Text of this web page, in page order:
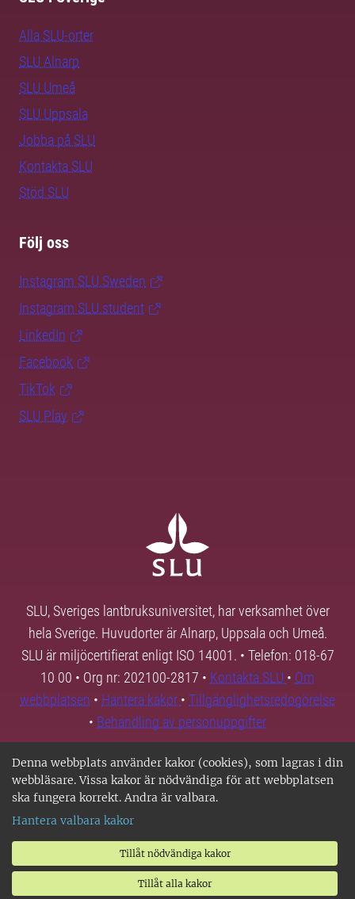
Denna webbplats använder kakor (cookies), som lagras i din
webbläsare. Vissa kakor är nödvändiga för att webbplatsen
ska fungera korrekt. Andra är valbara.
Hantera valbara kakor
Tillåt nödvändiga kakor
Tillåt alla kakor
Alla SLU-orter
SLU Alnarp
SLU Umeå
SLU Uppsala
Jobba på SLU
Kontakta SLU
Stöd SLU
Följ oss
Instagram SLU.Sweden
Instagram SLU.student
LinkedIn
Facebook
TikTok
SLU Play
SLU, Sveriges lantbruksuniversitet, har verksamhet över
hela Sverige. Huvudorter är Alnarp, Uppsala och Umeå.
SLU är miljöcertifierat enligt ISO 14001. • Telefon: 018-67
10 00 • Org nr: 202100-2817 • Kontakta SLU • Om
webbplatsen • Hantera kakor • Tillgänglighetsredogörelse
• Behandling av personuppgifter